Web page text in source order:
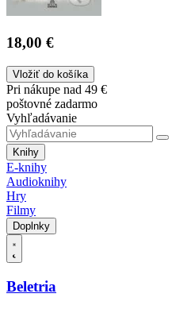
18,00 €
Vložiť do košíka
Pri nákupe nad 49 €
poštovné zadarmo
Vyhľadávanie
Knihy
E-knihy
Audioknihy
Hry
Filmy
Doplnky
Beletria